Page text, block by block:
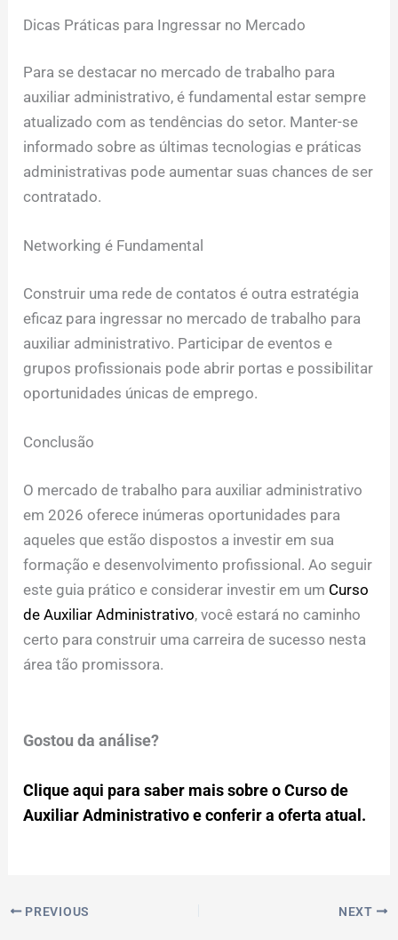
Dicas Práticas para Ingressar no Mercado
Para se destacar no mercado de trabalho para
auxiliar administrativo, é fundamental estar sempre
atualizado com as tendências do setor. Manter-se
informado sobre as últimas tecnologias e práticas
administrativas pode aumentar suas chances de ser
contratado.
Networking é Fundamental
Construir uma rede de contatos é outra estratégia
eficaz para ingressar no mercado de trabalho para
auxiliar administrativo. Participar de eventos e
grupos profissionais pode abrir portas e possibilitar
oportunidades únicas de emprego.
Conclusão
O mercado de trabalho para auxiliar administrativo
em 2026 oferece inúmeras oportunidades para
aqueles que estão dispostos a investir em sua
formação e desenvolvimento profissional. Ao seguir
este guia prático e considerar investir em um Curso
de Auxiliar Administrativo, você estará no caminho
certo para construir uma carreira de sucesso nesta
área tão promissora.
Gostou da análise?
Clique aqui para saber mais sobre o Curso de
Auxiliar Administrativo e conferir a oferta atual.
PREVIOUS NEXT